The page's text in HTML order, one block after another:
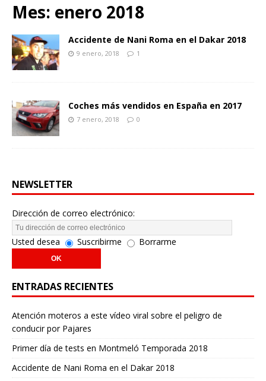
Mes: enero 2018
Accidente de Nani Roma en el Dakar 2018
9 enero, 2018 1
Coches más vendidos en España en 2017
7 enero, 2018 0
NEWSLETTER
Dirección de correo electrónico:
Usted desea Suscribirme Borrarme
ENTRADAS RECIENTES
Atención moteros a este vídeo viral sobre el peligro de
conducir por Pajares
Primer día de tests en Montmeló Temporada 2018
Accidente de Nani Roma en el Dakar 2018